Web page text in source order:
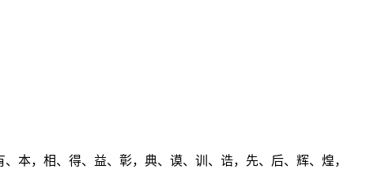
本，相、得、益、彰，典、谟、训、诰，先、后、辉、煌，